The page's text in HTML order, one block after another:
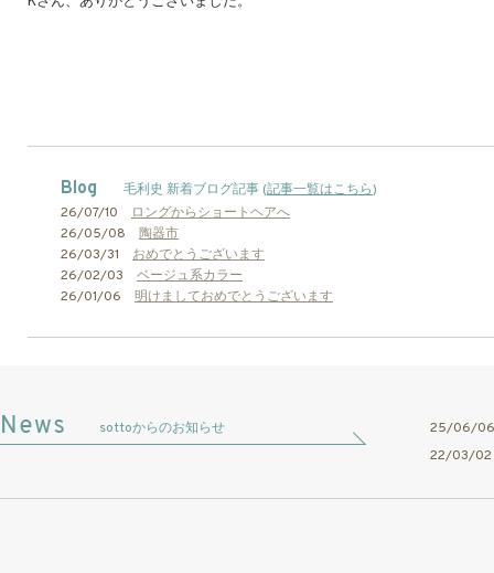
Blog 毛利史 新着ブログ記事 (記事一覧はこちら)
26/07/10
ロングからショートヘアへ
26/05/08
陶器市
26/03/31 おめでとうございます
26/02/03 ベージュ系カラー
26/01/06 明けましておめでとうございます
sottoからのお知らせ
25/06/
22/03/